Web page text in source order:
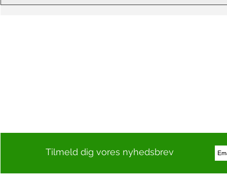
Tilmeld dig vores nyhedsbrev